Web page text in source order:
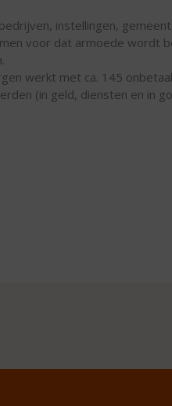
instellingen,
voor dat armoede wordt
werkt met ca. 145
(in geld, diensten en in